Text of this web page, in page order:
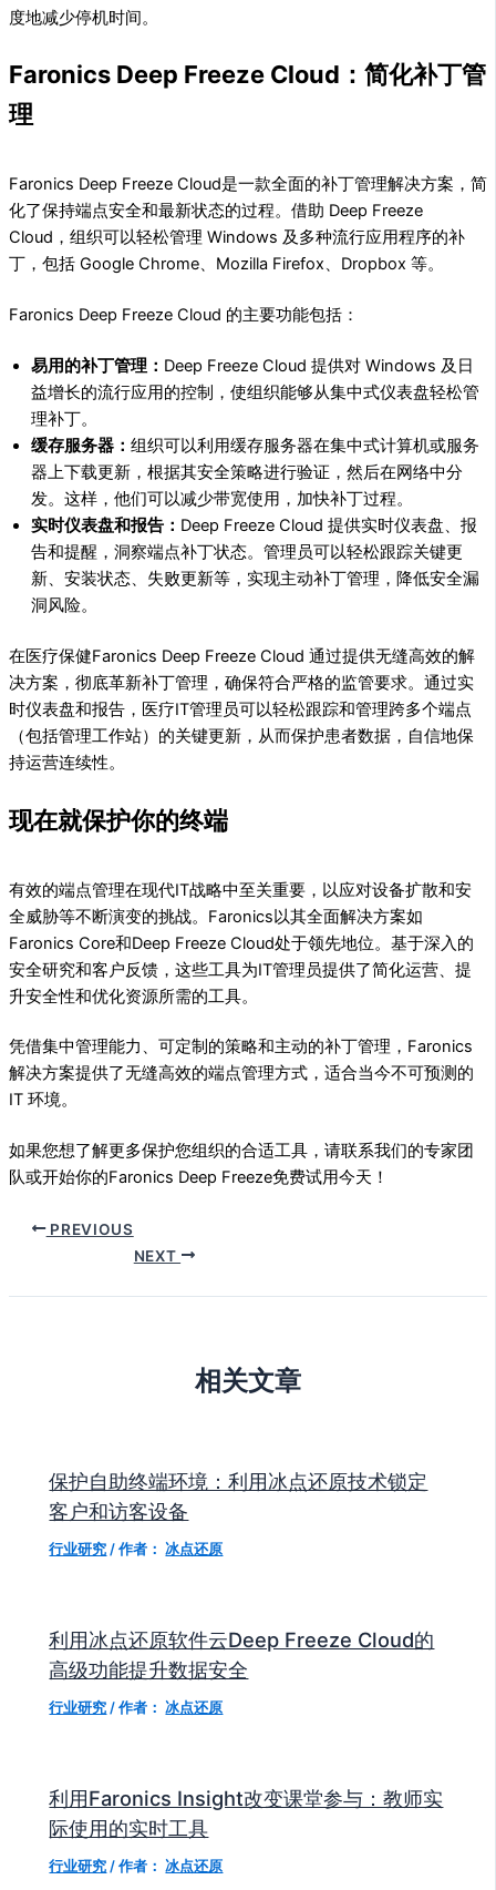
度地减少停机时间。
Faronics Deep Freeze Cloud：简化补丁管
理
Faronics Deep Freeze Cloud是一款全面的补丁管理解决方案，简
化了保持端点安全和最新状态的过程。借助 Deep Freeze
Cloud，组织可以轻松管理 Windows 及多种流行应用程序的补
丁，包括 Google Chrome、Mozilla Firefox、Dropbox 等。
Faronics Deep Freeze Cloud 的主要功能包括：
易用的补丁管理： Deep Freeze Cloud 提供对 Windows 及日
益增长的流行应用的控制，使组织能够从集中式仪表盘轻松管
理补丁。
缓存服务器： 组织可以利用缓存服务器在集中式计算机或服务
器上下载更新，根据其安全策略进行验证，然后在网络中分
发。这样，他们可以减少带宽使用，加快补丁过程。
实时仪表盘和报告： Deep Freeze Cloud 提供实时仪表盘、报
告和提醒，洞察端点补丁状态。管理员可以轻松跟踪关键更
新、安装状态、失败更新等，实现主动补丁管理，降低安全漏
洞风险。
在医疗保健Faronics Deep Freeze Cloud 通过提供无缝高效的解
决方案，彻底革新补丁管理，确保符合严格的监管要求。通过实
时仪表盘和报告，医疗IT管理员可以轻松跟踪和管理跨多个端点
（包括管理工作站）的关键更新，从而保护患者数据，自信地保
持运营连续性。
现在就保护你的终端
有效的端点管理在现代IT战略中至关重要，以应对设备扩散和安
全威胁等不断演变的挑战。Faronics以其全面解决方案如
Faronics Core和Deep Freeze Cloud处于领先地位。基于深入的
安全研究和客户反馈，这些工具为IT管理员提供了简化运营、提
升安全性和优化资源所需的工具。
凭借集中管理能力、可定制的策略和主动的补丁管理，Faronics
解决方案提供了无缝高效的端点管理方式，适合当今不可预测的
IT 环境。
如果您想了解更多保护您组织的合适工具，请联系我们的专家团
队或开始你的Faronics Deep Freeze免费试用今天！
PREVIOUS
NEXT
相关文章
保护自助终端环境：利用冰点还原技术锁定
客户和访客设备
行业研究 / 作者： 冰点还原
利用冰点还原软件云Deep Freeze Cloud的
高级功能提升数据安全
行业研究 / 作者： 冰点还原
利用Faronics Insight改变课堂参与：教师实
际使用的实时工具
行业研究 / 作者： 冰点还原